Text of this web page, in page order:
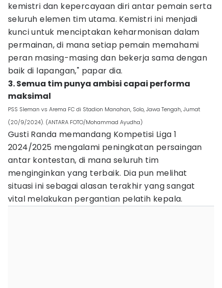
kemistri dan kepercayaan diri antar pemain serta
seluruh elemen tim utama. Kemistri ini menjadi
kunci untuk menciptakan keharmonisan dalam
permainan, di mana setiap pemain memahami
peran masing-masing dan bekerja sama dengan
baik di lapangan," papar dia.
3. Semua tim punya ambisi capai performa
maksimal
PSS Sleman vs Arema FC di Stadion Manahan, Solo, Jawa Tengah, Jumat
(20/9/2024). (ANTARA FOTO/Mohammad Ayudha)
Gusti Randa memandang Kompetisi Liga 1
2024/2025 mengalami peningkatan persaingan
antar kontestan, di mana seluruh tim
menginginkan yang terbaik. Dia pun melihat
situasi ini sebagai alasan terakhir yang sangat
vital melakukan pergantian pelatih kepala.